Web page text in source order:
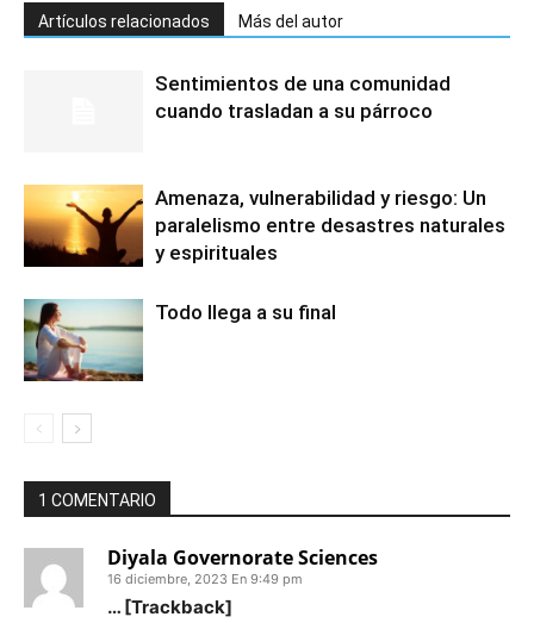
Artículos relacionados Más del autor
Sentimientos de una comunidad
cuando trasladan a su párroco
Amenaza, vulnerabilidad y riesgo: Un
paralelismo entre desastres naturales
y espirituales
Todo llega a su final
1 COMENTARIO
Diyala Governorate Sciences
16 diciembre, 2023 En 9:49 pm
… [Trackback]